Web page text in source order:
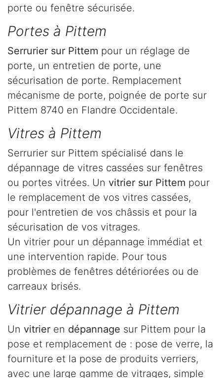
porte ou fenêtre sécurisée.
Portes à Pittem
Serrurier sur Pittem pour un réglage de
porte, un entretien de porte, une
sécurisation de porte. Remplacement
mécanisme de porte, poignée de porte sur
Pittem 8740 en Flandre Occidentale.
Vitres à Pittem
Serrurier sur Pittem spécialisé dans le
dépannage de vitres cassées sur fenêtres
ou portes vitrées. Un vitrier sur Pittem pour
le remplacement de vos vitres cassées,
pour l'entretien de vos châssis et pour la
sécurisation de vos vitrages.
Un vitrier pour un dépannage immédiat et
une intervention rapide. Pour tous
problèmes de fenêtres détériorées ou de
carreaux brisés.
Vitrier dépannage à Pittem
Un vitrier en dépannage sur Pittem pour la
pose et remplacement de : pose de verre, la
fourniture et la pose de produits verriers,
avec une large gamme de vitrages, simple